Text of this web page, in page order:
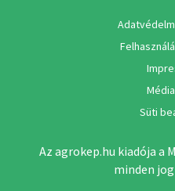
Süti
Az agrokep.hu kiadója a
minden